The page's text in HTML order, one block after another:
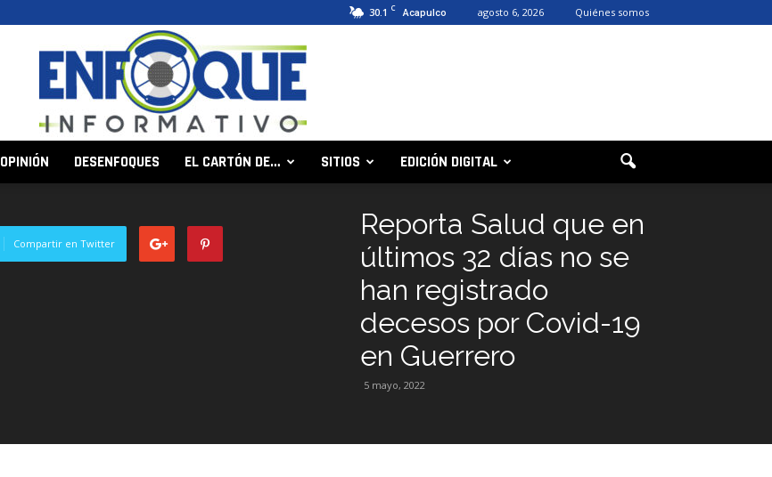
30.1 C Acapulco agosto 6, 2026 Quiénes somos
OPINIÓN DESENFOQUES EL CARTÓN DE… SITIOS EDICIÓN DIGITAL
Reporta Salud que en
últimos 32 días no se
han registrado
decesos por Covid-19
en Guerrero
5 mayo, 2022
Compartir en Twitter